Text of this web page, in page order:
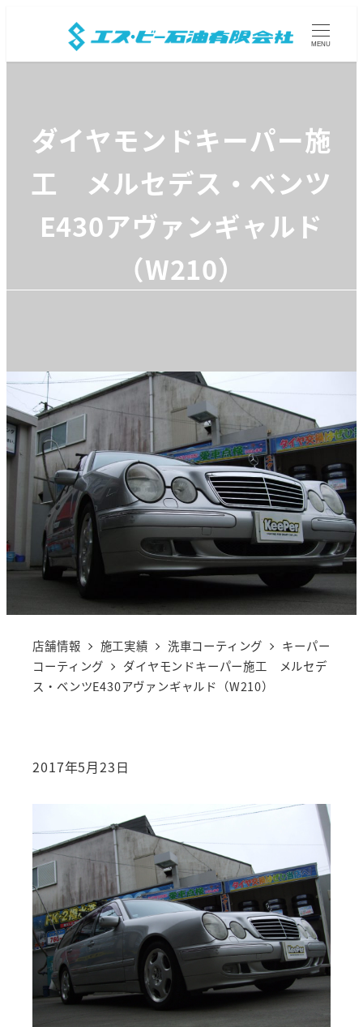
MENU
ダイヤモンドキーパー施
工 メルセデス・ベンツ
E430アヴァンギャルド
（W210）
店舗情報 施工実績 洗車コーティング
キーパー
コーティング
ダイヤモンドキーパー施工 メルセデ
ス・ベンツE430アヴァンギャルド（W210）
2017年5月23日